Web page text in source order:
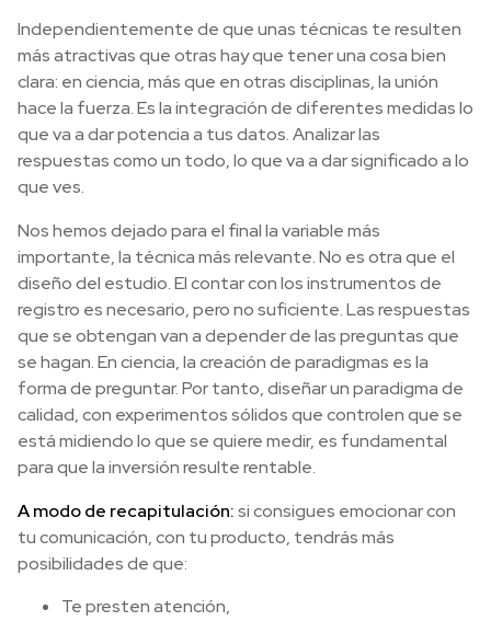
Independientemente de que unas técnicas te resulten
más atractivas que otras hay que tener una cosa bien
clara: en ciencia, más que en otras disciplinas, la unión
hace la fuerza. Es la integración de diferentes medidas lo
que va a dar potencia a tus datos. Analizar las
respuestas como un todo, lo que va a dar significado a lo
que ves.
Nos hemos dejado para el final la variable más
importante, la técnica más relevante. No es otra que el
diseño del estudio. El contar con los instrumentos de
registro es necesario, pero no suficiente. Las respuestas
que se obtengan van a depender de las preguntas que
se hagan. En ciencia, la creación de paradigmas es la
forma de preguntar. Por tanto, diseñar un paradigma de
calidad, con experimentos sólidos que controlen que se
está midiendo lo que se quiere medir, es fundamental
para que la inversión resulte rentable.
A modo de recapitulación:si consigues emocionar con
tu comunicación, con tu producto, tendrás más
posibilidades de que:
Te presten atención,